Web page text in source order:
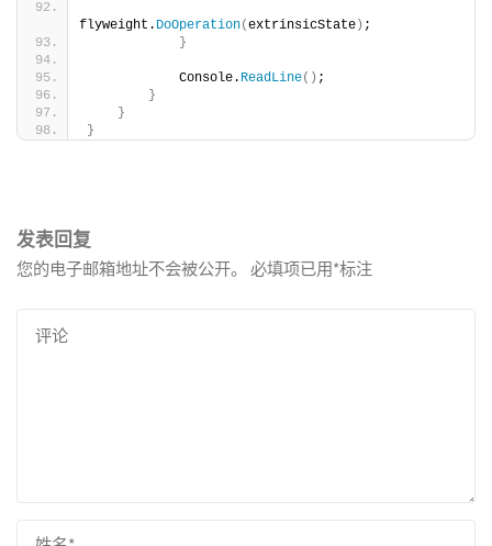
flyweight. DoOperation(extrinsicState ) ;
}
            Console.
ReadLine() ;
}
}
}
发表回复
您的电子邮箱地址不会被公开。 必填项已用*标注